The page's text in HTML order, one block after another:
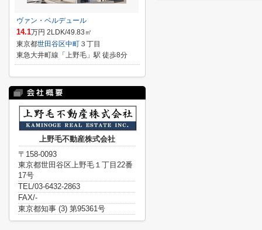
ヴァン・ベルデュール
14.1万円 2LDK/49.83㎡
東京都世田谷区中町 ３丁目
東急大井町線「上野毛」駅 徒歩8分
上野毛不動産株式会社
〒158-0093
東京都世田谷区上野毛１丁目22番
17号
TEL/03-6432-2863
FAX/-
東京都知事 (3) 第95361号